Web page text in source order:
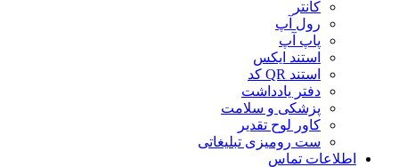
کانتر
رول آپ
پاپ آپ
استند ایکس
استند QR کد
دفتر یادداشت
پزشکی و سلامت
کاور لوح تقدیر
ست رومیزی تبلیغاتی
اطلاعات تماس